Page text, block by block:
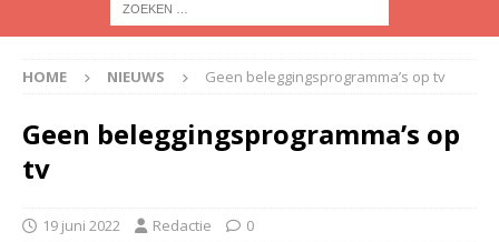
HOME NIEUWS Geen beleggingsprogramma’s op tv
Geen beleggingsprogramma’s op
tv
19 juni 2022 Redactie 0